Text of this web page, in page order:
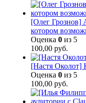
[Олег Грознов]
котором
Оценка 0 из 5
100,00 руб.
[Настя Околот]
Оценка 0 из 5
100,00 руб.